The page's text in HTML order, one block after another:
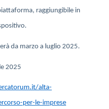
raggiungibile in
da marzo a luglio 2025.
2025
alta-
per-le-imprese